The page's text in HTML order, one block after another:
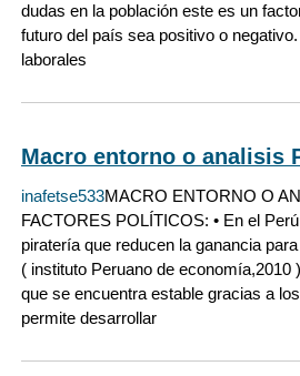
dudas en la población este es un
futuro del país sea positivo o
laborales
Macro entorno o analisis
inafetse533MACRO ENTORNO O
FACTORES POLÍTICOS: • En el
piratería que reducen la ganancia
( instituto Peruano de economía,2010
que se encuentra estable gracias a
permite desarrollar